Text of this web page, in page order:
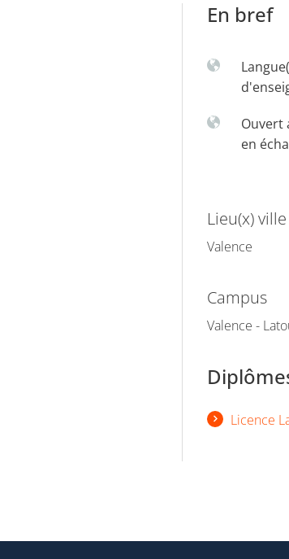
En bref
Ouvert
en
Lieu(x) ville
Valence
Campus
Valence -
Licence